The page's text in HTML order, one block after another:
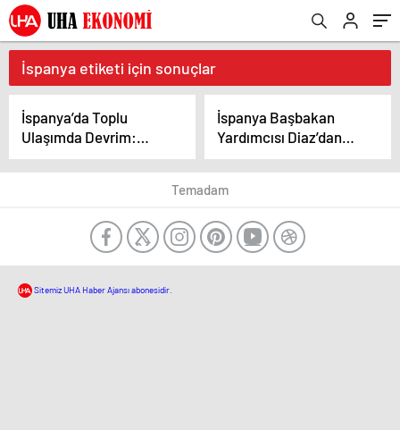
İspanya etiketi için sonuçlar
İspanya’da Toplu
Ulaşımda Devrim:
Madrid’de Sürücüsüz
Elektrikli Otobüs
İspanya Başbakan
Yardımcısı Diaz’dan
İsrail Karşıtı
Gösterilere Destek:
Madrid’de Filistin
Temadam
Sitemiz UHA Haber Ajansı abonesidir.